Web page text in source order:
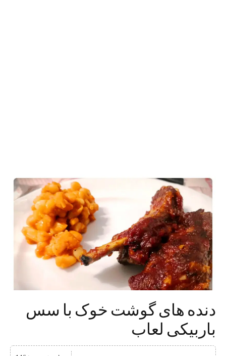
دنده های گوشت خوک با سس
باربیکی لعاب